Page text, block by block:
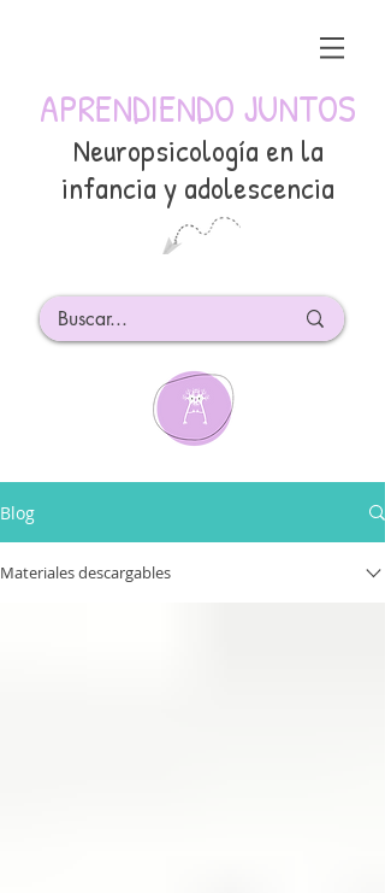
APRENDIENDO JUNTOS
Neuropsicología en la
infancia y adolescencia
Blog
Materiales descargables